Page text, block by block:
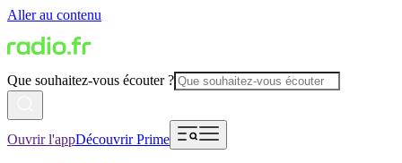
Aller au contenu
Que souhaitez-vous écouter ?
Ouvrir l'appDécouvrir Prime